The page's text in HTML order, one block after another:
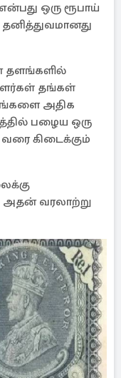
ஒரு ரூபாய்
தளங்களில்
தங்கள்
அதிக
பழைய ஒரு
வரை கிடைக்கும்
அதன் வரலாற்று